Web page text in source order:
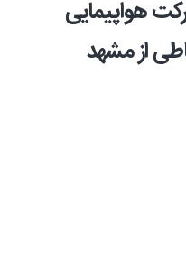
4روزه - شرکت هواپیمایی
از مشهد